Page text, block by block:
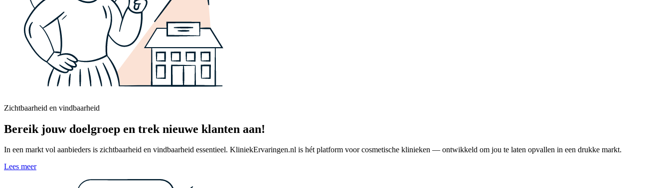
Zichtbaarheid en vindbaarheid
Bereik jouw doelgroep en trek nieuwe klanten aan!
In een markt vol aanbieders is zichtbaarheid en vindbaarheid essentieel. KliniekErvaringen.nl is hét platform voor cosmetische klinieken — ontwikkeld om jou te laten opvallen in een drukke markt.
Lees meer